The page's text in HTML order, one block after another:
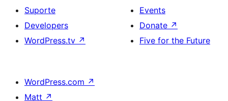
Suporte
Developers
WordPress.tv ↗
Events
Donate ↗
Five for the Future
WordPress.com ↗
Matt ↗